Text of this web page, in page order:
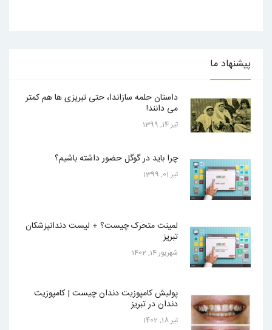
پیشنهادما
داستان حلمه سازاندا، حتی تبریزی ها هم کمتر
می دانند!
تیر 14, 1399
چرا باید در گوگل حضور داشته باشیم؟
تیر 01, 1399
لمینت متحرک چیست؟ + لیست دندانپزشکان
تبریز
شهریور 14, 1402
پولیش کامپوزیت دندان چیست | کامپوزیت
دندان در تبریز
تیر 18, 1402